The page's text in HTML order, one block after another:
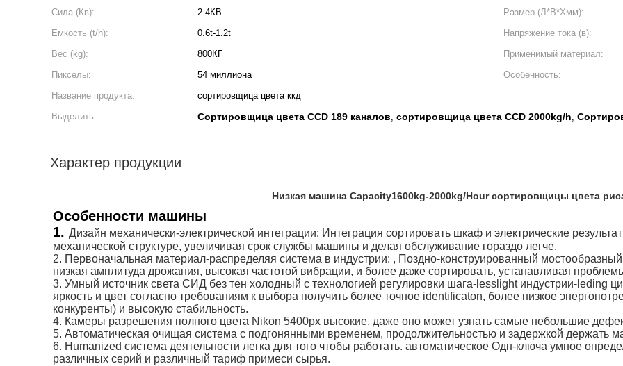
Сила (Кв): 2.4КВ Размер (Л*В*Хмм):
Емкость (t/h):
0.6t-1.2t Напряжение тока (в):
Вес (kg):
800КГ Применимый материал:
Пикселы:
54 миллиона Особенность:
Название продукта:
сортировщица цвета ккд
Выделить:
Сортировщица цвета CCD 189 каналов, сортировщица цвета CCD 2000kg/h,
Характер продукции
Низкая машина Capacity1600kg-2000kg/Hour сортировщицы цвета
Особенности машины
1. Дизайн механически-электрической интеграции: Интеграция сортировать шкаф и электрические
механической структуре, увеличивая срок службы машины и делая обслуживание гораздо легче.
2. Первоначальная материал-распределяя система в индустрии: , Поздно-конструированный
низкая амплитуда дрожания, высокая частотой вибрации, и более даже сортировать, устанавливая
3. Умный источник света СИД без тен холодный с технологией регулировки шага-lesslight индустрии-
яркость и цвет согласно требованиям к выбора получить более точное identificaton, более низкое
конкуренты) и высокую стабильность.
4. Камеры разрешения полного цвета Nikon 5400px высокие, даже оно может узнать самые небольшие
5. Автоматическая очищая система с подгонянными временем, продолжительностью и задержкой держать
6. Humanized система деятельности легка для того чтобы работать. автоматическое Одн-ключа умное
различных серий и различный тариф примеси сырья.